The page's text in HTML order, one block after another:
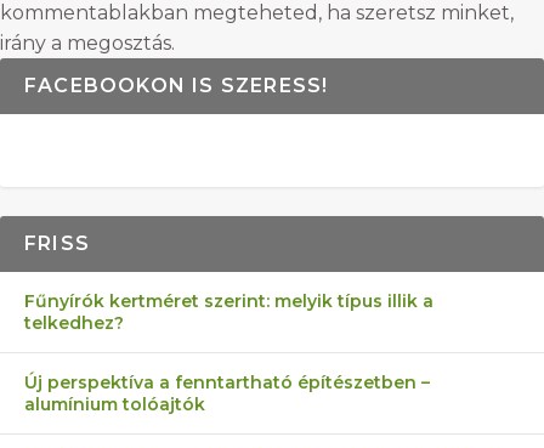
kommentablakban megteheted, ha szeretsz minket,
irány a megosztás.
FACEBOOKON IS SZERESS!
FRISS
Fűnyírók kertméret szerint: melyik típus illik a
telkedhez?
Új perspektíva a fenntartható építészetben –
alumínium tolóajtók